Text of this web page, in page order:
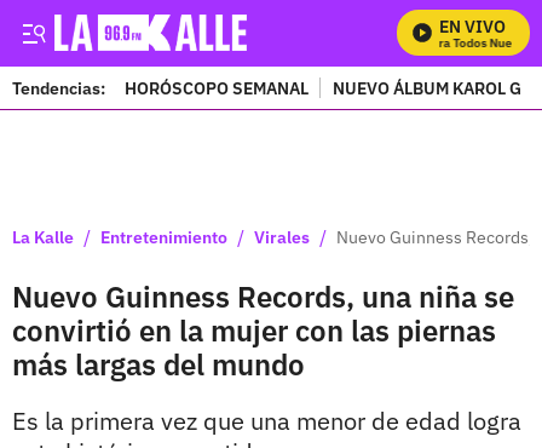
EN VIVO
Mira Todos Nuestros
Tendencias: HORÓSCOPO SEMANAL NUEVO ÁLBUM KAROL G
La Kalle / Entretenimiento / Virales / Nuevo Guinness Records,
Nuevo Guinness Records, una niña se
convirtió en la mujer con las piernas
más largas del mundo
Es la primera vez que una menor de edad logra